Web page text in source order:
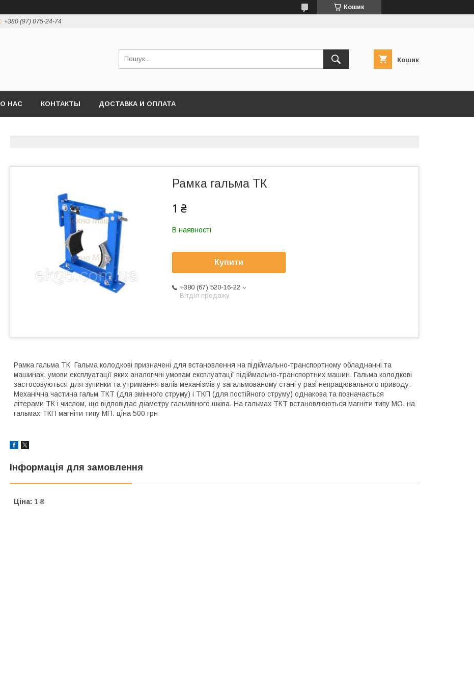
Кошик
+380 (97) 075-24-74
Кошик
О НАС КОНТАКТЫ ДОСТАВКА И ОПЛАТА
Рамка гальма ТК
1 ₴
В наявності
Купити
+380 (67) 520-16-22
Вітділ продажу
Рамка гальма ТК Гальма колодкові призначені для встановлення на підіймально-транспортному обладнанні та
машинах, умови експлуатації яких аналогічні умовам експлуатації підіймально-транспортних машин. Гальма колодкові
застосовуються для зупинки та утримання валів механізмів у загальмованому стані у разі непрацювального приводу.
Механічна частина гальм ТКТ (для змінного струму) і ТКП (для постійного струму) однакова та позначається
літерами ТК і числом, що відповідає діаметру гальмівного шківа. На гальмах ТКТ встановлюються магніти типу МО, на
гальмах ТКП магніти типу МП. ціна 500 грн
Інформація для замовлення
Ціна: 1 ₴